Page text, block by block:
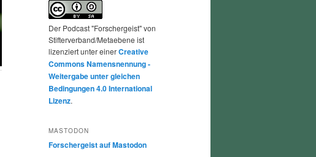
Der Podcast "Forschergeist" von
Stifterverband/Metaebene ist
lizenziert unter einerCreative
Commons Namensnennung -
Weitergabe unter gleichen
Bedingungen 4.0 International
Lizenz.
MASTODON
Forschergeist auf Mastodon